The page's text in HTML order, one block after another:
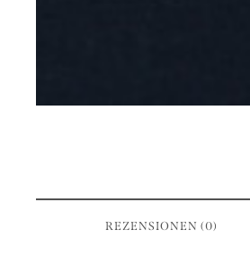
REZENSIONEN (0)